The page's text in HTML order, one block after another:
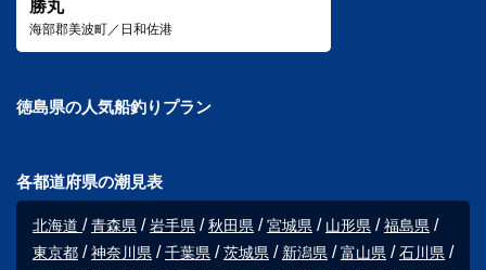
勝丸
海部郡美波町／日和佐港
徳島県の人気船釣りプラン
各都道府県の潮見表
北海道 青森県 岩手県 秋田県 宮城県 山形県
福島県
東京都
神奈川県 千葉県 茨城県 新潟県 富山県
石川県